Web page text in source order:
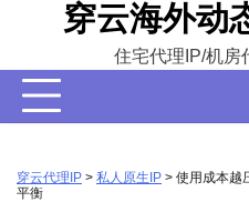
content
穿云海外动
住宅代理IP/机房
穿云代理IP > 私人原生IP > 使用成本越
平衡